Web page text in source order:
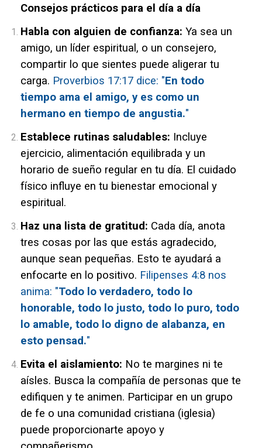
Consejos prácticos para el día a día
Habla con alguien de confianza: Ya sea un
amigo, un líder espiritual, o un consejero,
compartir lo que sientes puede aligerar tu
carga. Proverbios 17:17 dice: "En todo
tiempo ama el amigo, y es como un
hermano en tiempo de angustia."
Establece rutinas saludables: Incluye
ejercicio, alimentación equilibrada y un
horario de sueño regular en tu día. El cuidado
físico influye en tu bienestar emocional y
espiritual.
Haz una lista de gratitud: Cada día, anota
tres cosas por las que estás agradecido,
aunque sean pequeñas. Esto te ayudará a
enfocarte en lo positivo. Filipenses 4:8 nos
anima: "Todo lo verdadero, todo lo
honorable, todo lo justo, todo lo puro, todo
lo amable, todo lo digno de alabanza, en
esto pensad."
Evita el aislamiento: No te margines ni te
aísles. Busca la compañía de personas que te
edifiquen y te animen. Participar en un grupo
de fe o una comunidad cristiana (iglesia)
puede proporcionarte apoyo y